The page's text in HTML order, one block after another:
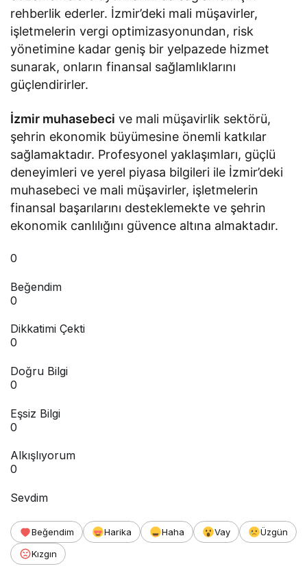
rehberlik ederler. İzmir’deki mali müşavirler,
işletmelerin vergi optimizasyonundan, risk
yönetimine kadar geniş bir yelpazede hizmet
sunarak, onların finansal sağlamlıklarını
güçlendirirler.
İzmir muhasebeci ve mali müşavirlik sektörü,
şehrin ekonomik büyümesine önemli katkılar
sağlamaktadır. Profesyonel yaklaşımları, güçlü
deneyimleri ve yerel piyasa bilgileri ile İzmir’deki
muhasebeci ve mali müşavirler, işletmelerin
finansal başarılarını desteklemekte ve şehrin
ekonomik canlılığını güvence altına almaktadır.
0
Beğendim
0
Dikkatimi Çekti
0
Doğru Bilgi
0
Eşsiz Bilgi
0
Alkışlıyorum
0
Sevdim
Beğendim Harika Haha Vay
Üzgün
Kızgın